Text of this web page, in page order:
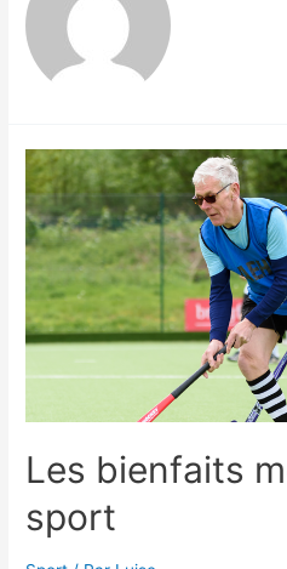
Les bienfaits
sport